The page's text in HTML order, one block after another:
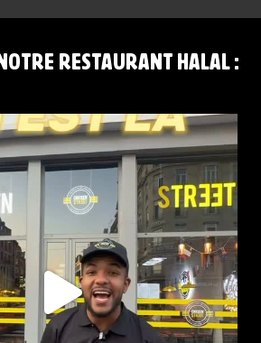
RESTAURANT HALAL :
LILLE FLANDRES EST LÀ
...